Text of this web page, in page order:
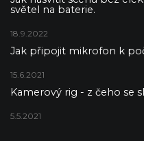
světel na baterie.
18.9.2022
Jak připojit mikrofon k
15.6.2021
Kamerový rig - z čeho se
5.5.2021